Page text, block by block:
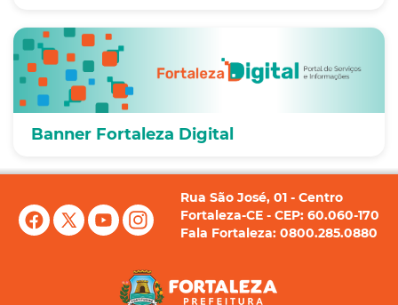
Banner Fortaleza Digital
Rua São José, 01 - Centro
Fortaleza-CE - CEP: 60.060-170
Fala Fortaleza: 0800.285.0880